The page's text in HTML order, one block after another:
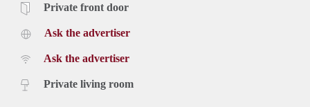
Private front door
Ask the advertiser
Ask the advertiser
Private living room